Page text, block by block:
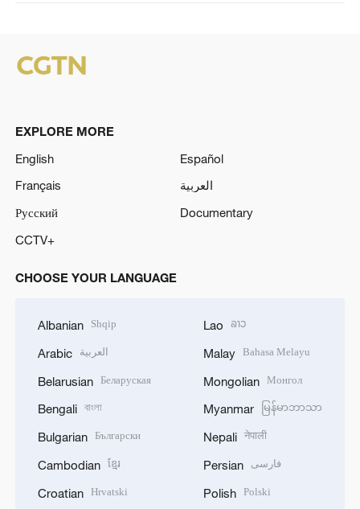
EXPLORE MORE
English
Español
Français
العربية
Русский
Documentary
CCTV+
CHOOSE YOUR LANGUAGE
Albanian Shqip
Arabic العربية
Belarusian Беларуская
Bengali বাংলা
Bulgarian Български
Cambodian ខ្មែរ
Croatian Hrvatski
Lao ລາວ
Malay Bahasa Melayu
Mongolian Монгол
Myanmar မြန်မာဘာသာ
Nepali नेपाली
Persian فارسی
Polish Polski